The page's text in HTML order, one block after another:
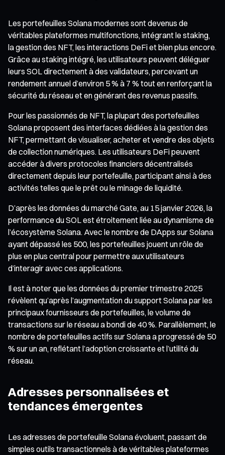
Les portefeuilles Solana modernes sont devenus de
véritables plateformes multifonctions, intégrant le staking,
la gestion des NFT, les interactions DeFi et bien plus encore.
Grâce au staking intégré, les utilisateurs peuvent déléguer
leurs SOL directement à des validateurs, percevant un
rendement annuel d’environ 5 % à 7 % tout en renforçant la
sécurité du réseau et en générant des revenus passifs.
Pour les passionnés de NFT, la plupart des portefeuilles
Solana proposent des interfaces dédiées à la gestion des
NFT, permettant de visualiser, acheter et vendre des objets
de collection numériques. Les utilisateurs DeFi peuvent
accéder à divers protocoles financiers décentralisés
directement depuis leur portefeuille, participant ainsi à des
activités telles que le prêt ou le minage de liquidité.
D’après les données du marché Gate, au 15 janvier 2026, la
performance du SOL est étroitement liée au dynamisme de
l’écosystème Solana. Avec le nombre de DApps sur Solana
ayant dépassé les 500, les portefeuilles jouent un rôle de
plus en plus central pour permettre aux utilisateurs
d’interagir avec ces applications.
Il est à noter que les données du premier trimestre 2025
révèlent qu’après l’augmentation du support Solana par les
principaux fournisseurs de portefeuilles, le volume de
transactions sur le réseau a bondi de 40 %. Parallèlement, le
nombre de portefeuilles actifs sur Solana a progressé de 50
% sur un an, reflétant l’adoption croissante et l’utilité du
réseau.
Adresses personnalisées et
tendances émergentes
Les adresses de portefeuille Solana évoluent, passant de
simples outils transactionnels à de véritables plateformes